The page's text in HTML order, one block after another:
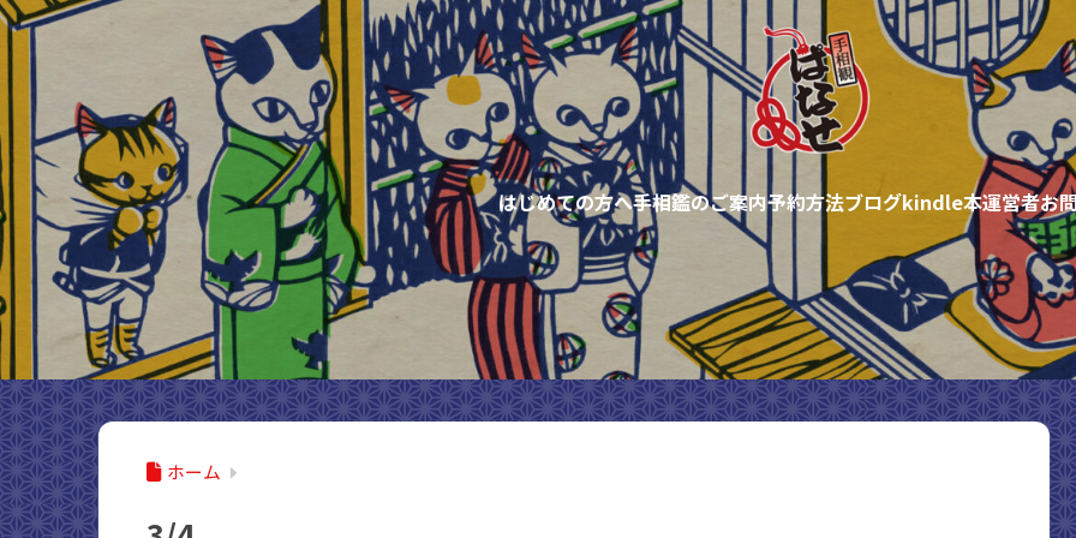
はじめての方へ手相鑑のご案内予約方法ブログkindle本運営者お
ホーム